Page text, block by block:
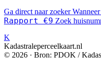
Ga direct naar zoeker
Rapport €9 Zoek
K
Kadastraleperceelkaart.nl
© 2026 · Bron: PDOK /